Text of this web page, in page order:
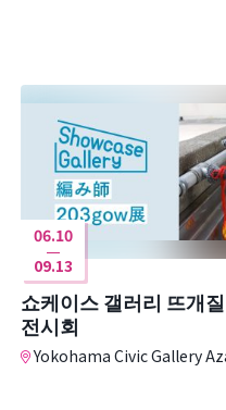
06.10
09.13
쇼케이스 갤러리 뜨개
전시회
Yokohama Civic Gallery